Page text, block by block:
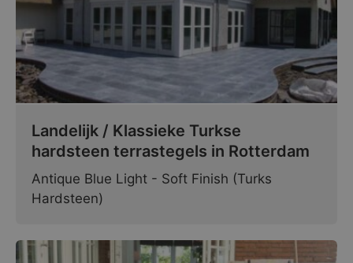
Landelijk / Klassieke Turkse
hardsteen terrastegels in Rotterdam
Antique Blue Light - Soft Finish (Turks
Hardsteen)